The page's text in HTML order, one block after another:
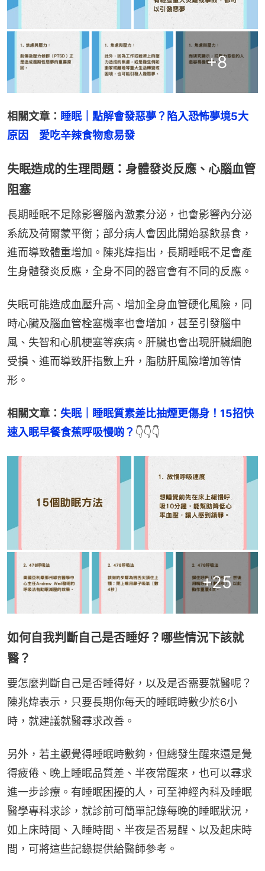
+8
相關文章： 睡眠｜點解會發惡夢？陷入恐怖夢境5大
原因　愛吃辛辣食物愈易發
失眠造成的生理問題：身體發炎反應、心腦血管
阻塞
長期睡眠不足除影響腦內激素分泌，也會影響內分泌
系統及荷爾蒙平衡；部分病人會因此開始暴飲暴食，
進而導致體重增加。陳兆煒指出，長期睡眠不足會產
生身體發炎反應，全身不同的器官會有不同的反應。
失眠可能造成血壓升高、增加全身血管硬化風險，同
時心臟及腦血管栓塞機率也會增加，甚至引發腦中
風、失智和心肌梗塞等疾病。肝臟也會出現肝臟細胞
受損、進而導致肝指數上升，脂肪肝風險增加等情
形。
相關文章： 失眠｜睡眠質素差比抽煙更傷身！15招快
速入眠早餐食蕉呼吸慢啲？ 👇👇👇
+25
如何自我判斷自己是否睡好？哪些情況下該就
醫？
要怎麼判斷自己是否睡得好，以及是否需要就醫呢？
陳兆煒表示，只要長期你每天的睡眠時數少於6小
時，就建議就醫尋求改善。
另外，若主觀覺得睡眠時數夠，但總發生醒來還是覺
得疲倦、晚上睡眠品質差、半夜常醒來，也可以尋求
進一步診療。有睡眠困擾的人，可至神經內科及睡眠
醫學專科求診，就診前可簡單記錄每晚的睡眠狀況，
如上床時間、入睡時間、半夜是否易醒、以及起床時
間，可將這些記錄提供給醫師參考。